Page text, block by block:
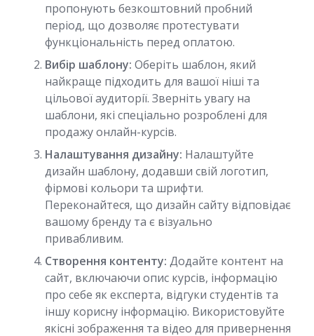
пропонують безкоштовний пробний
період, що дозволяє протестувати
функціональність перед оплатою.
Вибір шаблону: Оберіть шаблон, який
найкраще підходить для вашої ніші та
цільової аудиторії. Зверніть увагу на
шаблони, які спеціально розроблені для
продажу онлайн-курсів.
Налаштування дизайну: Налаштуйте
дизайн шаблону, додавши свій логотип,
фірмові кольори та шрифти.
Переконайтеся, що дизайн сайту відповідає
вашому бренду та є візуально
привабливим.
Створення контенту: Додайте контент на
сайт, включаючи опис курсів, інформацію
про себе як експерта, відгуки студентів та
іншу корисну інформацію. Використовуйте
якісні зображення та відео для привернення